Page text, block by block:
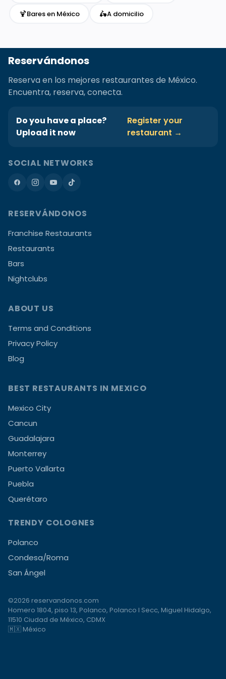
🍹Bares en México 🛵A domicilio
Reservándonos
Reserva en los mejores restaurantes de México.
Encuentra, reserva, conecta.
Do you have a place?
Upload it now
Register your
restaurant →
SOCIAL NETWORKS
RESERVÁNDONOS
Franchise Restaurants
Restaurants
Bars
Nightclubs
ABOUT US
Terms and Conditions
Privacy Policy
Blog
BEST RESTAURANTS IN MEXICO
Mexico City
Cancun
Guadalajara
Monterrey
Puerto Vallarta
Puebla
Querétaro
TRENDY COLOGNES
Polanco
Condesa/Roma
San Ángel
©2026 reservandonos.com
Homero 1804, piso 13, Polanco, Polanco I Secc, Miguel Hidalgo,
11510 Ciudad de México, CDMX
🇲🇽 México